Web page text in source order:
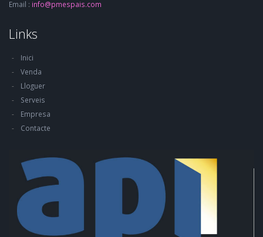
Email : info@pmespais.com
Links
Inici
Venda
Lloguer
Serveis
Empresa
Contacte